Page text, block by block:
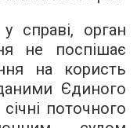
справі, орган
не поспішає
на користь
Єдиного
поточного